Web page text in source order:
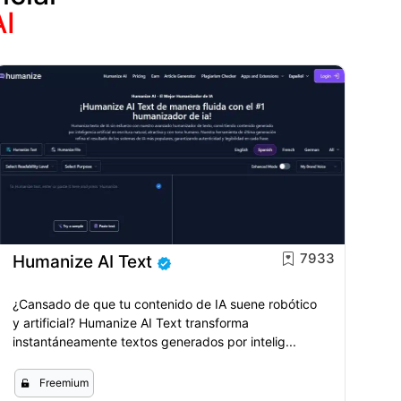
Humanize AI Text 7933
¿Cansado de que tu contenido de IA suene robótico
y artificial? Humanize AI Text transforma
instantáneamente textos generados por intelig...
Freemium